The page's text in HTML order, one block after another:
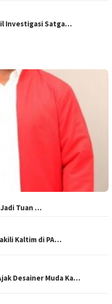
Investigasi Satga…
Jadi Tuan …
Kaltim di PA…
Desainer Muda Ka…